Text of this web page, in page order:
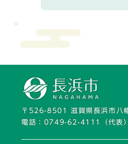
〒526-8501 滋賀県長浜市八
電話： 0749-62-4111 （代表）